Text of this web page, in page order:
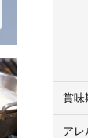
賞味
アレ